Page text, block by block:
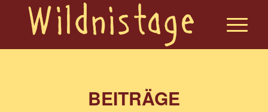
BEITRÄGE